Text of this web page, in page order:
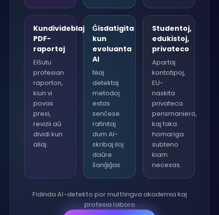
Kundivideblaj
PDF-
raportoj
Elŝutu
profesian
raporton,
kiun vi
povas
presi,
revizii aŭ
dividi kun
aliaj.
Ĝisdatigita
kun
evoluanta
AI
Niaj
detektaj
metodoj
estas
senĉese
rafinitaj
dum AI-
skribaj iloj
daŭre
ŝanĝiĝas.
Studentoj,
edukistoj,
privateco
Apartaj
kontotipoj,
EU-
naskita
privateca
pensmaniero,
kaj faka
homariga
subteno
kiam
necesas.
Fidinda AI-detekto por multlingva akademia kaj
profesia laboro